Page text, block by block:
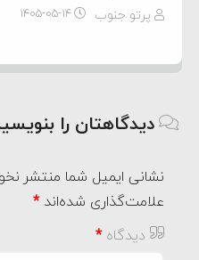
پرتو جنوب ۱۴۰۵-۰۵-۱۴
دیدگاهتان را
نشانی ایمیل شما منتشر
علامت‌گذاری شده‌اند*
دیدگاه*